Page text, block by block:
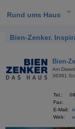
Rund ums Haus
Bien-Zenker.
Bien-
Am
36381
Tel.:
Fax:
E-Mail:
Web: